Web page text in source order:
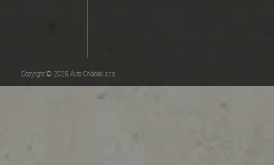
Copyright © 2026 Auto Chládek s.r.o.